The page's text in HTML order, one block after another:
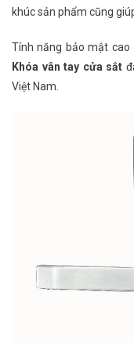
khúc sản phẩm cũng
Tính năng bảo mật cao
Khóa vân tay cửa sắt
Việt Nam.